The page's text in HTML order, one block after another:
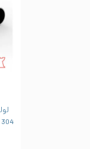
304 قطر 48 ضخامت 1.5 براق شاخه 6 متری